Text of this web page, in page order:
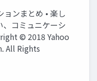
ンまとめ • 楽し
、コミュニケーシ
© 2018 Yahoo
All Rights